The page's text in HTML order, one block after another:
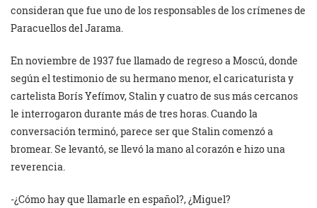
consideran que fue uno de los responsables de los crímenes de
Paracuellos del Jarama.
En noviembre de 1937 fue llamado de regreso a Moscú, donde
según el testimonio de su hermano menor, el caricaturista y
cartelista Borís Yefímov, Stalin y cuatro de sus más cercanos
le interrogaron durante más de tres horas. Cuando la
conversación terminó, parece ser que Stalin comenzó a
bromear. Se levantó, se llevó la mano al corazón e hizo una
reverencia.
-¿Cómo hay que llamarle en español?, ¿Miguel?